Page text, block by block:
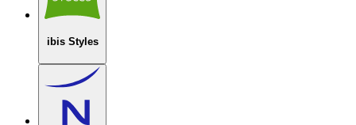
ibis Styles